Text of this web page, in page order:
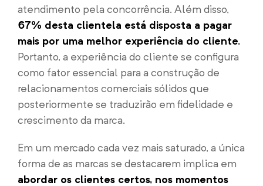
atendimento pela concorrência. Além disso,
67% desta clientela está disposta a pagar
mais por uma melhor experiência do cliente.
Portanto, a experiência do cliente se configura
como fator essencial para a construção de
relacionamentos comerciais sólidos que
posteriormente se traduzirão em fidelidade e
crescimento da marca.
Em um mercado cada vez mais saturado, a única
forma de as marcas se destacarem implica em
abordar os clientes certos, nos momentos